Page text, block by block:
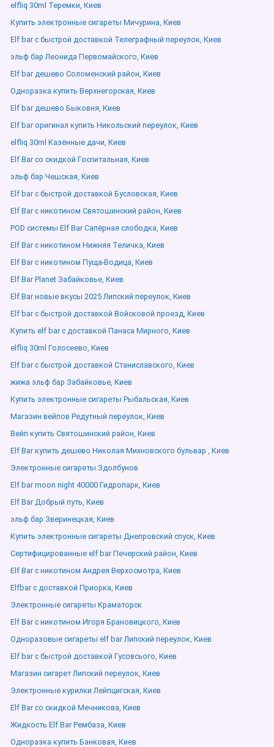
elfliq 30ml Теремки, Киев
Купить электронные сигареты Мичурина, Киев
Elf bar с быстрой доставкой Телеграфный переулок, Киев
эльф бар Леонида Первомайского, Киев
Elf bar дешево Соломенский район, Киев
Одноразка купить Верхнегорская, Киев
Elf bar дешево Быковня, Киев
Elf bar оригинал купить Никольский переулок, Киев
elfliq 30ml Казённые дачи, Киев
Elf Bar со скидкой Госпитальная, Киев
эльф бар Чешская, Киев
Elf bar с быстрой доставкой Бусловская, Киев
Elf Bar с никотином Святошинский район, Киев
POD системы Elf Bar Сапёрная слободка, Киев
Elf Bar с никотином Нижняя Теличка, Киев
Elf Bar с никотином Пуща-Водица, Киев
Elf Bar Planet Забайковье, Киев
Elf Bar новые вкусы 2025 Липский переулок, Киев
Elf bar с быстрой доставкой Войсковой проезд, Киев
Купить elf bar с доставкой Панаса Мирного, Киев
elfliq 30ml Голосеево, Киев
Elf bar с быстрой доставкой Станиславского, Киев
жижа эльф бар Забайковье, Киев
Купить электронные сигареты Рыбальская, Киев
Магазин вейпов Редутный переулок, Киев
Вейп купить Святошинский район, Киев
Elf Bar купить дешево Николая Михновского бульвар , Киев
Электронные сигареты Здолбунов
Elf bar moon night 40000 Гидропарк, Киев
Elf Bar Добрый путь, Киев
эльф бар Зверинецкая, Киев
Купить электронные сигареты Днепровский спуск, Киев
Сертифицированные elf bar Печерский район, Киев
Elf Bar с никотином Андрея Верхосмотра, Киев
Elfbar с доставкой Приорка, Киев
Электронные сигареты Краматорск
Elf Bar с никотином Игоря Брановицкого, Киев
Одноразовые сигареты elf bar Липский переулок, Киев
Elf bar с быстрой доставкой Гусовсього, Киев
Магазин сигарет Липский переулок, Киев
Электронные курилки Лейпцигская, Киев
Elf Bar со скидкой Мечникова, Киев
Жидкость Elf Bar Рембаза, Киев
Одноразка купить Банковая, Киев